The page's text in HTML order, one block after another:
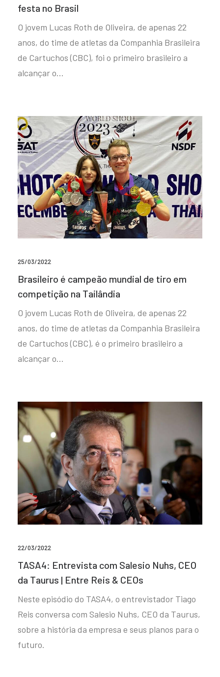
festa no Brasil
O jovem Lucas Roth de Oliveira, de apenas 22
anos, do time de atletas da Companhia Brasileira
de Cartuchos (CBC), foi o primeiro brasileiro a
alcançar o…
25/03/2022
Brasileiro é campeão mundial de tiro em
competição na Tailândia
O jovem Lucas Roth de Oliveira, de apenas 22
anos, do time de atletas da Companhia Brasileira
de Cartuchos (CBC), é o primeiro brasileiro a
alcançar o…
22/03/2022
TASA4: Entrevista com Salesio Nuhs, CEO
da Taurus | Entre Reis & CEOs
Neste episódio do TASA4, o entrevistador Tiago
Reis conversa com Salesio Nuhs, CEO da Taurus,
sobre a história da empresa e seus planos para o
futuro.